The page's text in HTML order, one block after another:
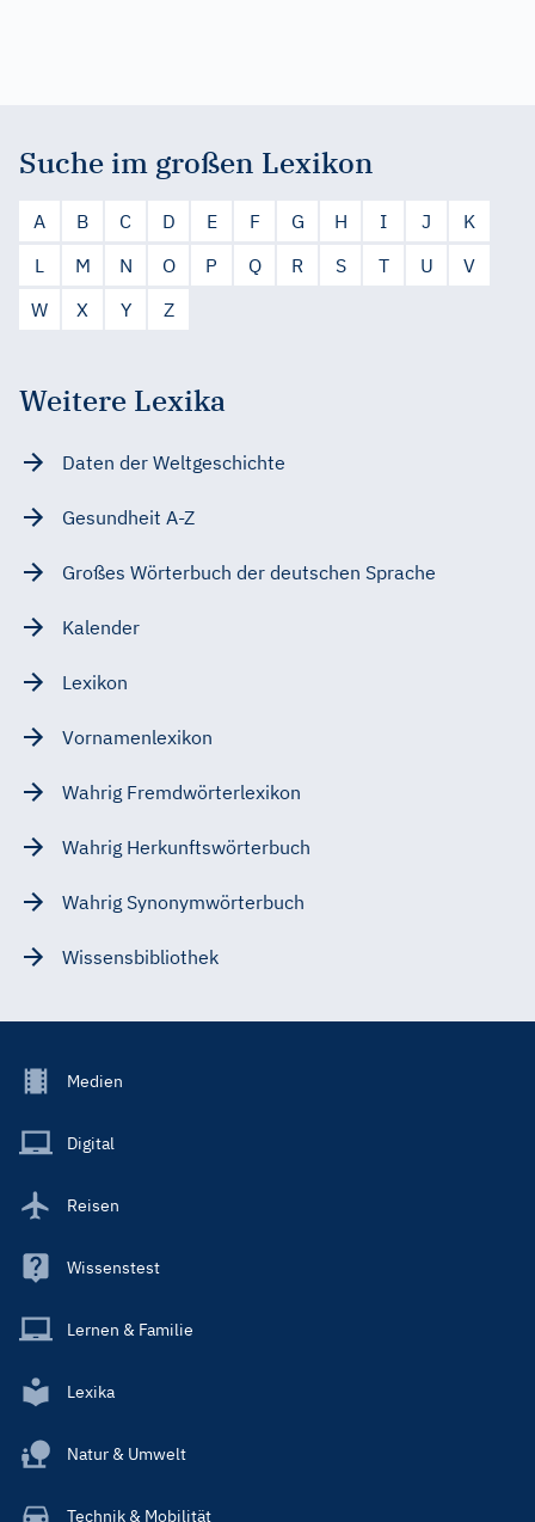
Suche im großen Lexikon
A B C D E F G H I J
K
L
M N O P Q R S T U
V
W
X Y Z
Weitere Lexika
Daten der Weltgeschichte
Gesundheit A-Z
Großes Wörterbuch der deutschen Sprache
Kalender
Lexikon
Vornamenlexikon
Wahrig Fremdwörterlexikon
Wahrig Herkunftswörterbuch
Wahrig Synonymwörterbuch
Wissensbibliothek
Footer
Main
Medien
Digital
Reisen
Wissenstest
Lernen & Familie
Lexika
Natur & Umwelt
Technik & Mobilität